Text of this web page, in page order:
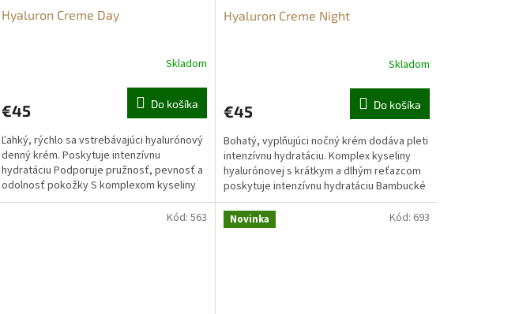
Hyaluron Creme Day
Skladom
€45 Do košíka
Ľahký, rýchlo sa vstrebávajúci hyalurónový
denný krém. Poskytuje intenzívnu
hydratáciu Podporuje pružnosť, pevnosť a
odolnosť pokožky S komplexom kyseliny
hyalurónovej s...
Hyaluron Creme Night
Skladom
€45 Do košíka
Bohatý, vyplňujúci nočný krém dodáva pleti
intenzívnu hydratáciu. Komplex kyseliny
hyalurónovej s krátkym a dlhým reťazcom
poskytuje intenzívnu hydratáciu Bambucké
maslo a...
Kód: 563 Novinka Kód: 693